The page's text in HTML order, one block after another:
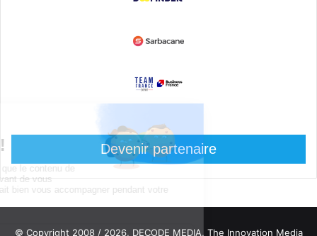
Devenir partenaire
© Copyright 2008 / 2026, DECODE MEDIA, The Innovation Media